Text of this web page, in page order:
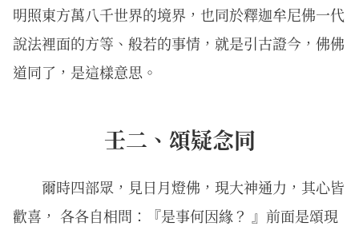
明照東方萬八千世界的境界，也同於釋迦牟尼佛一代
說法裡面的方等、般若的事情，就是引古證今，佛佛
道同了，是這樣意思。
壬二、頌疑念同
爾時四部眾，見日月燈佛，現大神通力，其心皆
歡喜， 各各自相問：『是事何因緣？ 』前面是頌現